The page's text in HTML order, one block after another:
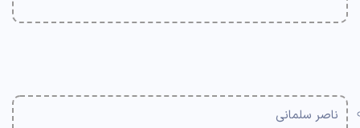
ناصر سلمانی